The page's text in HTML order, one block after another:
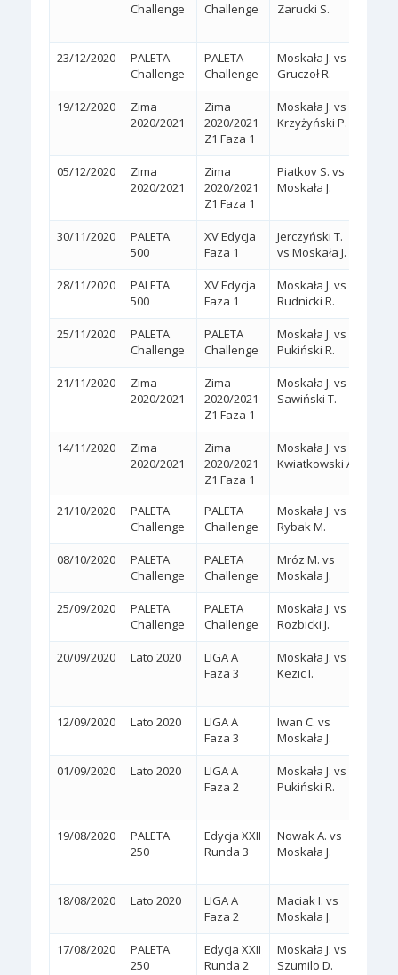
Challenge
Challenge
Zarucki S.
23/12/2020
PALETA
Challenge
PALETA
Challenge
Moskała J. vs
Gruczoł R.
19/12/2020
Zima
2020/2021
Zima
2020/2021
Z1 Faza 1
Moskała J. vs
Krzyżyński P.
05/12/2020
Zima
2020/2021
Zima
2020/2021
Z1 Faza 1
Piatkov S. vs
Moskała J.
30/11/2020
PALETA
500
XV Edycja
Faza 1
Jerczyński T.
vs Moskała J.
28/11/2020
PALETA
500
XV Edycja
Faza 1
Moskała J. vs
Rudnicki R.
25/11/2020
PALETA
Challenge
PALETA
Challenge
Moskała J. vs
Pukiński R.
21/11/2020
Zima
2020/2021
Zima
2020/2021
Z1 Faza 1
Moskała J. vs
Sawiński T.
14/11/2020
Zima
2020/2021
Zima
2020/2021
Z1 Faza 1
Moskała J. vs
Kwiatkowski A.
21/10/2020
PALETA
Challenge
PALETA
Challenge
Moskała J. vs
Rybak M.
08/10/2020
PALETA
Challenge
PALETA
Challenge
Mróz M. vs
Moskała J.
25/09/2020
PALETA
Challenge
PALETA
Challenge
Moskała J. vs
Rozbicki J.
20/09/2020 Lato 2020
LIGA A
Faza 3
Moskała J. vs
Kezic I.
12/09/2020 Lato 2020
LIGA A
Faza 3
Iwan C. vs
Moskała J.
01/09/2020 Lato 2020
LIGA A
Faza 2
Moskała J. vs
Pukiński R.
19/08/2020
PALETA
250
Edycja XXII
Runda 3
Nowak A. vs
Moskała J.
18/08/2020 Lato 2020
LIGA A
Faza 2
Maciak I. vs
Moskała J.
17/08/2020
PALETA
250
Edycja XXII
Runda 2
Moskała J. vs
Szumilo D.